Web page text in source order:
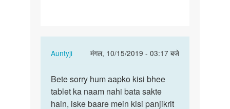
Auntyji
मंगल, 10/15/2019 - 03:17 बजे
In
to
Pregnancy
rokne
Bete
sorry
hum
Bete sorry hum aapko kisi bhee
tablet ka naam nahi bata sakte
hain, iske baare mein kisi panjikrit